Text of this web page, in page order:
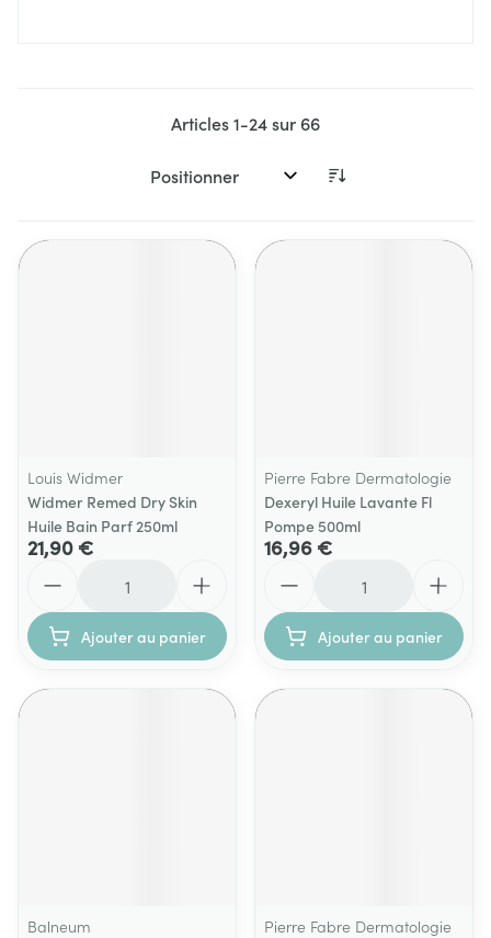
Articles1-24sur 66
Trier par:
Louis Widmer
Widmer Remed Dry Skin
Huile Bain Parf 250ml
21,90 €
Ajouter au panier
Pierre Fabre Dermatologie
Dexeryl Huile Lavante Fl
Pompe 500ml
16,96 €
Ajouter au panier
Balneum
Pierre Fabre Dermatologie